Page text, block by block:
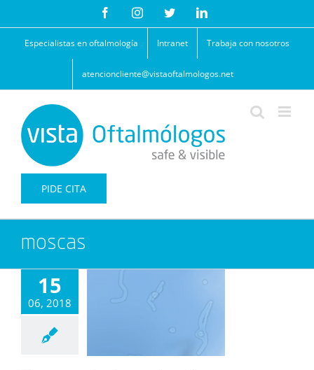
contenido
FacebookInstagramTwitterLinkedIn
Especialistas en oftalmología Intranet Trabaja con nosotros
atencioncliente@vistaoftalmologos.net
PIDE CITA
moscas
15
06, 2018